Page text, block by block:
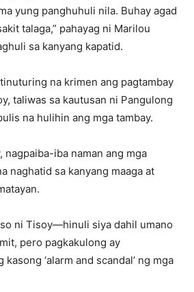
yung panghuhuli nila. Buhay agad
talaga,” pahayag ni Marilou
sa kanyang kapatid.
na krimen ang pagtambay
taliwas sa kautusan ni Pangulong
na hulihin ang mga tambay.
nagpaiba-iba naman ang mga
naghatid sa kanyang maaga at
ni Tisoy—hinuli siya dahil umano
pero pagkakulong ay
‘alarm and scandal’ ng mga